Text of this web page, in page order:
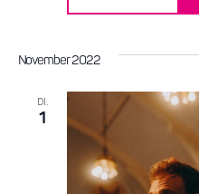
November 2022
DI.
1